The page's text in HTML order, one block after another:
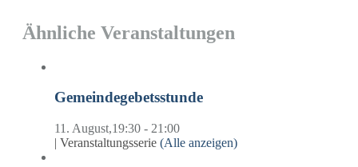
Ähnliche Veranstaltungen
Gemeindegebetsstunde
11. August,19:30 - 21:00
| Veranstaltungsserie (Alle anzeigen)